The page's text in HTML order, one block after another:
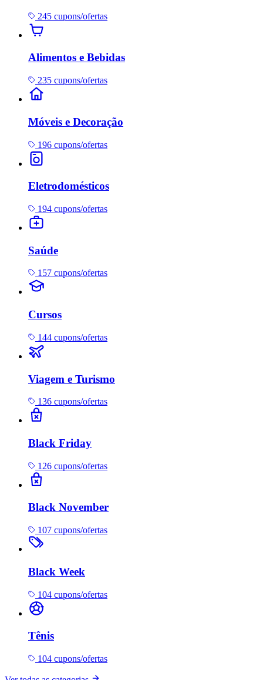
245 cupons/ofertas
Alimentos e Bebidas
235 cupons/ofertas
Móveis e Decoração
196 cupons/ofertas
Eletrodomésticos
194 cupons/ofertas
Saúde
157 cupons/ofertas
Cursos
144 cupons/ofertas
Viagem e Turismo
136 cupons/ofertas
Black Friday
126 cupons/ofertas
Black November
107 cupons/ofertas
Black Week
104 cupons/ofertas
Tênis
104 cupons/ofertas